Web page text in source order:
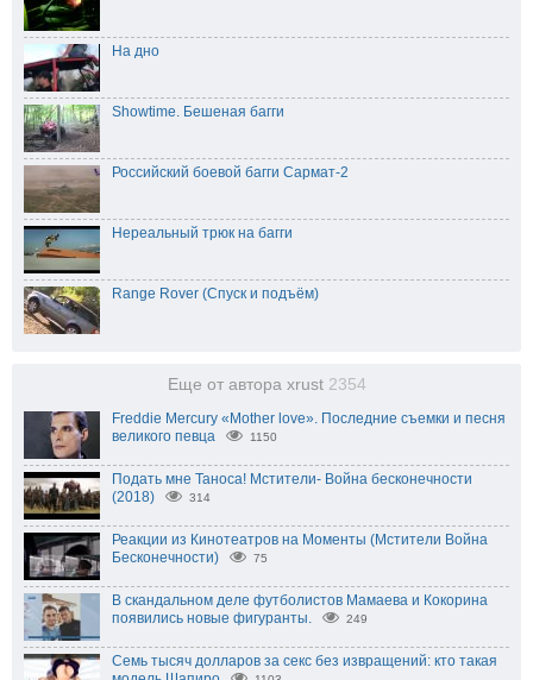
На дно
Showtime. Бешеная багги
Российский боевой багги Сармат-2
Нереальный трюк на багги
Range Rover (Спуск и подъём)
Еще от автора xrust 2354
Freddie Mercury «Mother love». Последние съемки и песня
великого певца
1150
Подать мне Таноса! Мстители- Война бесконечности
(2018)
314
Реакции из Кинотеатров на Моменты (Мстители Война
Бесконечности)
75
В скандальном деле футболистов Мамаева и Кокорина
появились новые фигуранты.
249
Семь тысяч долларов за секс без извращений: кто такая